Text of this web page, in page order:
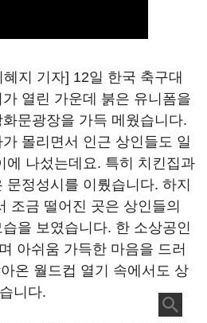
지 기자] 12일 한국 축구대
열린 가운데 붉은 유니폼을
문광장을 가득 메웠습니다.
몰리면서 인근 상인들도 일
에 나섰는데요. 특히 치킨집과
정성시를 이뤘습니다. 하지
조금 떨어진 곳은 상인들의
을 보였습니다. 한 소상공인
아쉬움 가득한 마음을 드러
온 월드컵 열기 속에서도 상
니다.